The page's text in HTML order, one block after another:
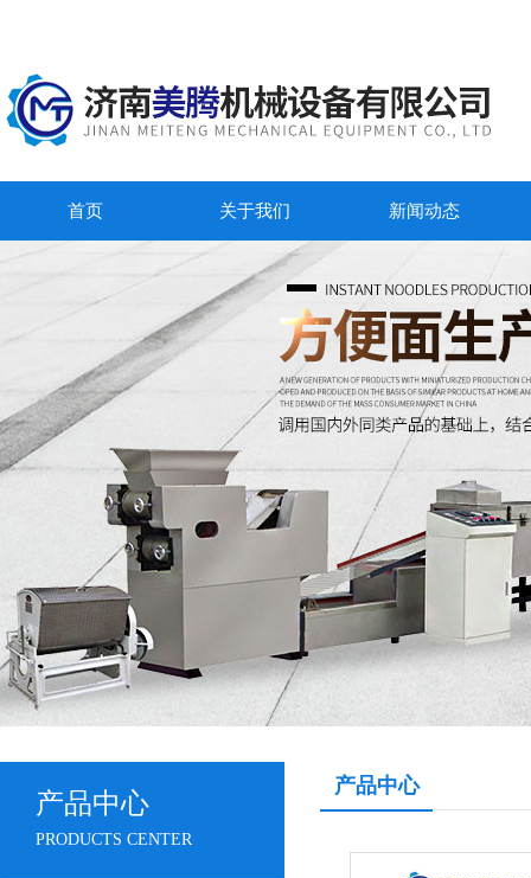
首页 关于我们 新闻动态
产品中心
PRODUCTS CENTER
产品中心